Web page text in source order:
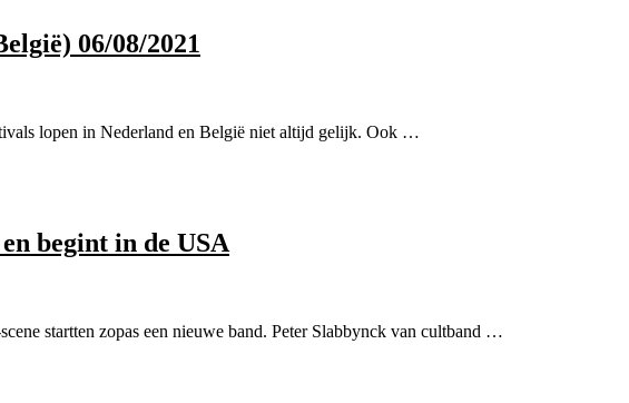
06/08/2021
lopen in Nederland en België niet altijd gelijk. Ook …
begint in de USA
startten zopas een nieuwe band. Peter Slabbynck van cultband …